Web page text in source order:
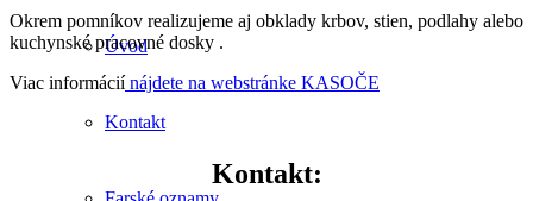
Úvod
Kontakt
Okrem pomníkov realizujeme aj obklady krbov, stien, podlahy alebo
kuchynské pracovné dosky .
Viac informáciínájdete na webstránke KASOČE
Kontakt: